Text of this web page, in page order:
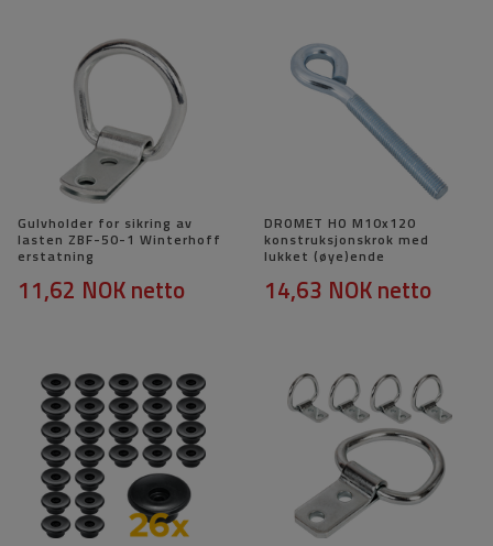
Gulvholder for sikring av
lasten ZBF-50-1 Winterhoff
erstatning
11,62 NOKnetto
DROMET HO M10x120
konstruksjonskrok med
lukket (øye)ende
14,63 NOKnetto